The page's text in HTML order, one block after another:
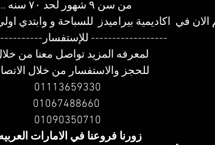
من سن ٩ شهور لحد ٧٠ سنه ..
الان في  اكاديمية بيراميدز  للسباحة و وابتدي
01113659330
01067488660
01090350710